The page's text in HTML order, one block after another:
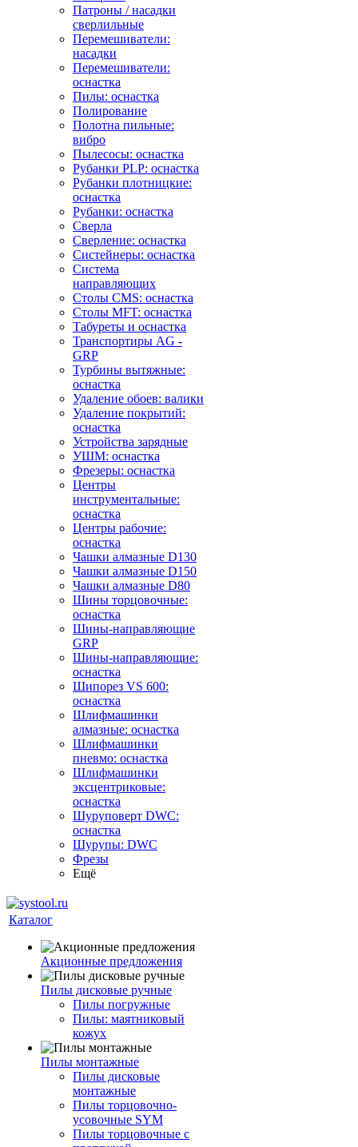
Патроны / насадки
сверлильные
Перемешиватели:
насадки
Перемешиватели:
оснастка
Пилы: оснастка
Полирование
Полотна пильные:
вибро
Пылесосы: оснастка
Рубанки PLP: оснастка
Рубанки плотницкие:
оснастка
Рубанки: оснастка
Сверла
Сверление: оснастка
Систейнеры: оснастка
Система
направляющих
Столы CMS: оснастка
Столы MFT: оснастка
Табуреты и оснастка
Транспортиры AG -
GRP
Турбины вытяжные:
оснастка
Удаление обоев: валики
Удаление покрытий:
оснастка
Устройства зарядные
УШМ: оснастка
Фрезеры: оснастка
Центры
инструментальные:
оснастка
Центры рабочие:
оснастка
Чашки алмазные D130
Чашки алмазные D150
Чашки алмазные D80
Шины торцовочные:
оснастка
Шины-направляющие
GRP
Шины-направляющие:
оснастка
Шипорез VS 600:
оснастка
Шлифмашинки
алмазные: оснастка
Шлифмашинки
пневмо: оснастка
Шлифмашинки
эксцентриковые:
оснастка
Шуруповерт DWC:
оснастка
Шурупы: DWC
Фрезы
Ещё
Каталог
Акционные предложения
Пилы дисковые ручные
Пилы погружные
Пилы: маятниковый
кожух
Пилы монтажные
Пилы дисковые
монтажные
Пилы торцовочно-
усовочные SYM
Пилы торцовочные с